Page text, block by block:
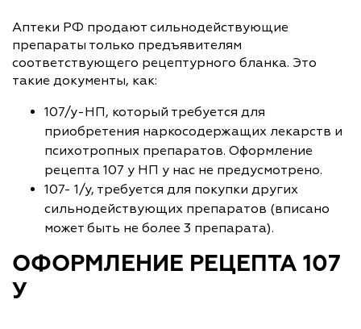
Аптеки РФ продают сильнодействующие
препараты только предъявителям
соответствующего рецептурного бланка. Это
такие документы, как:
107/у-НП, который требуется для
приобретения наркосодержащих лекарств и
психотропных препаратов. Оформление
рецепта 107 у НП у нас не предусмотрено.
107- 1/у, требуется для покупки других
сильнодействующих препаратов (вписано
может быть не более 3 препарата).
ОФОРМЛЕНИЕ РЕЦЕПТА 107
У